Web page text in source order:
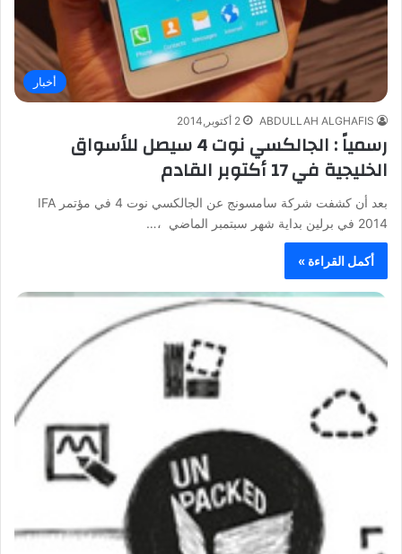
أخبار
ABDULLAH ALGHAFIS 2 أكتوبر,2014
رسمياً : الجالكسي نوت 4 سيصل للأسواق
الخليجية في 17 أكتوبر القادم
بعد أن كشفت شركة سامسونج عن الجالكسي نوت 4 في مؤتمر IFA
2014 في برلين بداية شهر سبتمبر الماضي ،…
أكمل القراءة »